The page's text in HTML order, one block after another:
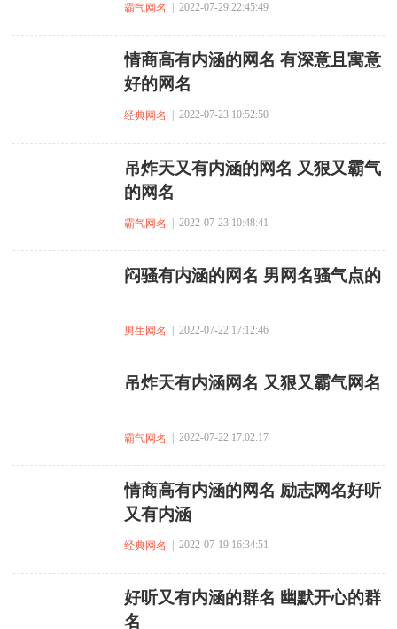
霸气网名 | 2022-07-29 22:45:49
情商高有内涵的网名 有深意且寓意
好的网名
经典网名 | 2022-07-23 10:52:50
吊炸天又有内涵的网名 又狠又霸气
的网名
霸气网名 | 2022-07-23 10:48:41
闷骚有内涵的网名 男网名骚气点的
男生网名 | 2022-07-22 17:12:46
吊炸天有内涵网名 又狠又霸气网名
霸气网名 | 2022-07-22 17:02:17
情商高有内涵的网名 励志网名好听
又有内涵
经典网名 | 2022-07-19 16:34:51
好听又有内涵的群名 幽默开心的群
名